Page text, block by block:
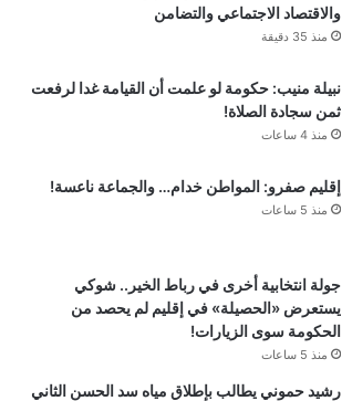
والاقتصاد الاجتماعي والتضامن
منذ 35 دقيقة
نبيلة منيب: حكومة لو علمت أن القيامة غدا لرفعت
ثمن سجادة الصلاة!
منذ 4 ساعات
إقليم صفرو: المواطن خدام… والجماعة ناعسة!
منذ 5 ساعات
جولة انتخابية أخرى في رباط الخير.. شوكي
يستعرض «الحصيلة» في إقليم لم يحصد من
الحكومة سوى الزيارات!
منذ 5 ساعات
رشيد حموني يطالب بإطلاق مياه سد الحسن الثاني